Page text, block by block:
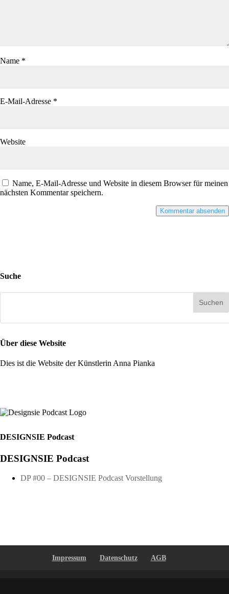
Name *
E-Mail-Adresse *
Website
Name, E-Mail-Adresse und Website in diesem Browser für meinen
nächsten Kommentar speichern.
Suche
Über diese Website
Dies ist die Website der Künstlerin Anna Pianka
DESIGNSIE Podcast
DESIGNSIE Podcast
DP #00 – DESIGNSIE Podcast Vorstellung
Impressum Datenschutz AGB